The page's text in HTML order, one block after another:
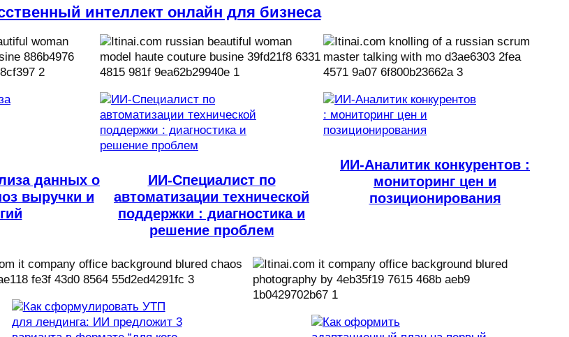
интеллект онлайн для бизнеса
данных о
выручки и
ИИ-Специалист по
автоматизации технической
поддержки : диагностика и
решение проблем
ИИ-Аналитик конкурентов :
мониторинг цен и
позиционирования